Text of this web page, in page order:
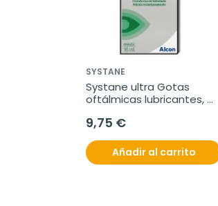
SYSTANE
Systane ultra Gotas
oftálmicas lubricantes,
9,75 €
Añadir al carrito